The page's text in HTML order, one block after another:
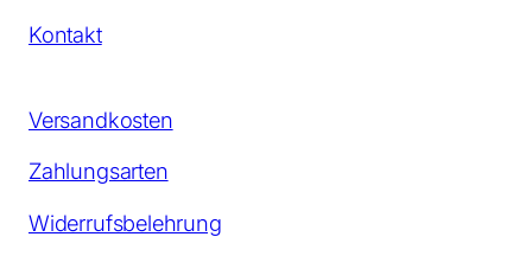
Kontakt
Versandkosten
Zahlungsarten
Widerrufsbelehrung